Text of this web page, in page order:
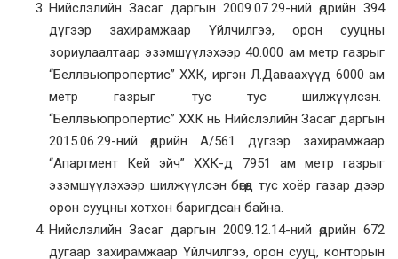
Нийслэлийн Засаг даргын 2009.07.29-ний өдрийн 394
дүгээр захирамжаар Үйлчилгээ, орон сууцны
зориулаалтаар эзэмшүүлэхээр 40.000 ам метр газрыг
“Беллвьюпропертис” ХХК, иргэн Л.Даваахүүд 6000 ам
метр газрыг тус тус шилжүүлсэн.
“Беллвьюпропертис” ХХК нь Нийслэлийн Засаг даргын
2015.06.29-ний өдрийн А/561 дүгээр захирамжаар
“Апартмент Кей эйч” ХХК-д 7951 ам метр газрыг
эзэмшүүлэхээр шилжүүлсэн бөгөөд тус хоёр газар дээр
орон сууцны хотхон баригдсан байна.
Нийслэлийн Засаг даргын 2009.12.14-ний өдрийн 672
дугаар захирамжаар Үйлчилгээ, орон сууц, конторын